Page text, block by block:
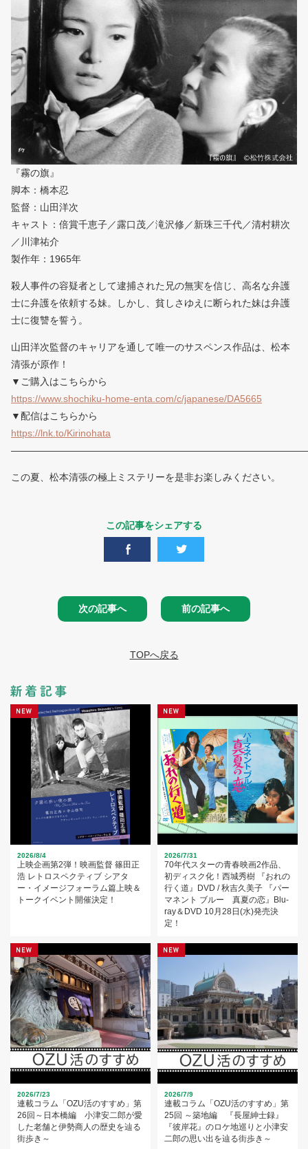
『霧の旗』
脚本：橋本忍
監督：山田洋次
キャスト：倍賞千恵子／露口茂／滝沢修／新珠三千代／清村耕次
／川津祐介
製作年：1965年
殺人事件の容疑者として逮捕された兄の無実を信じ、高名な弁護
士に弁護を依頼する妹。しかし、貧しさゆえに断られた妹は弁護
士に復讐を誓う。
山田洋次監督のキャリアを通して唯一のサスペンス作品は、松本
清張が原作！
▼ご購入はこちらから
https://www.shochiku-home-enta.com/c/japanese/DA5665
▼配信はこちらから
https://lnk.to/Kirinohata
この夏、松本清張の極上ミステリーを是非お楽しみください。
この記事をシェアする
次の記事へ 前の記事へ
TOPへ戻る
2026/8/4
上映企画第2弾！映画監督 篠田正
浩 レトロスペクティブ シアタ
ー・イメージフォーラム篇上映＆
トークイベント開催決定！
2026/7/31
70年代スターの青春映画2作品、
初ディスク化！西城秀樹 『おれの
行く道』DVD / 秋吉久美子 『パー
マネント ブルー 真夏の恋』Blu-
ray＆DVD 10月28日(水)発売決
定！
2026/7/23
連載コラム「OZU活のすすめ」第
26回～日本橋編 小津安二郎が愛
した老舗と伊勢商人の歴史を辿る
街歩き～
2026/7/9
連載コラム「OZU活のすすめ」第
25回 ～築地編 『長屋紳士録』
『彼岸花』のロケ地巡りと小津安
二郎の思い出を辿る街歩き～